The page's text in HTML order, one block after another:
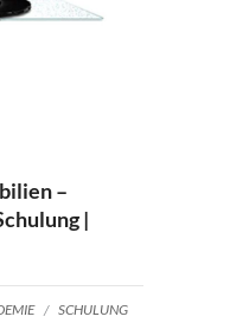
–
|
/ SCHULUNG